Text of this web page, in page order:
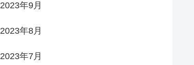
2023年9月
2023年8月
2023年7月